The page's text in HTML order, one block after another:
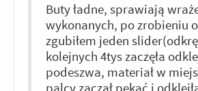
Buty ładne, sprawiają
wykonanych, po zrobieniu
zgubiłem jeden
kolejnych 4tys zaczęła
podeszwa, materiał w
palcy zaczął pękać i